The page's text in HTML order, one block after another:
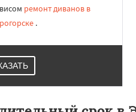
ремонт диванов в
.